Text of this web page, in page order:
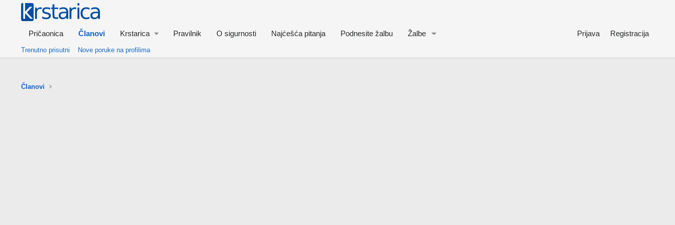
Pričaonica Članovi Krstarica Pravilnik O sigurnosti Najćešća pitanja Podnesite žalbu Žalbe Prijava Registracija
Trenutno prisutni Nove poruke na profilima
Članovi